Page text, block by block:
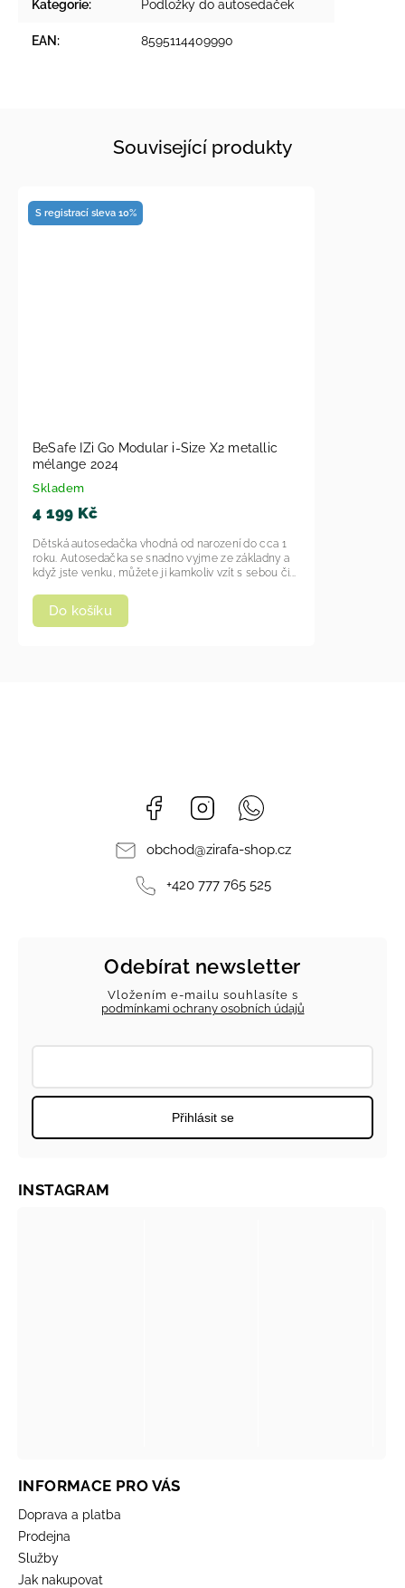
Kategorie: Podložky do autosedaček
EAN: 8595114409990
Související produkty
S registrací sleva 10%
BeSafe IZi Go Modular i-Size X2 metallic
mélange 2024
Skladem
4 199 Kč
Do košíku
Dětská autosedačka vhodná od narození do cca 1
roku. Autosedačka se snadno vyjme ze základny a
když jste venku, můžete ji kamkoliv vzít s sebou či...
Facebook Instagram
obchod@zirafa-shop.cz
+420 777 765 525
Odebírat newsletter
Vložením e-mailu souhlasíte s
podmínkami ochrany osobních údajů
Přihlásit se
INFORMACE PRO VÁS
Doprava a platba
Prodejna
Služby
Jak nakupovat
INSTAGRAM